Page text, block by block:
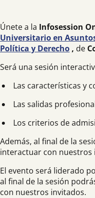
Únete a la Infosession
Universitario en
Política y Derecho , de
Será una sesión
Las características y
Las salidas
Los criterios de
Además, al final de la
interactuar con nuestros
El evento será liderado
al final de la sesión
con nuestros invitados.